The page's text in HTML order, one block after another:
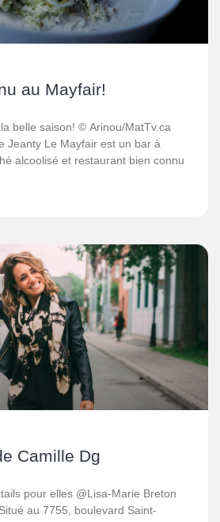
au Mayfair!
belle saison! © Arinou/MatTv.ca
Jeanty Le Mayfair est un bar à
alcoolisé et restaurant bien connu
Camille Dg
pour elles @Lisa-Marie Breton
au 7755, boulevard Saint-